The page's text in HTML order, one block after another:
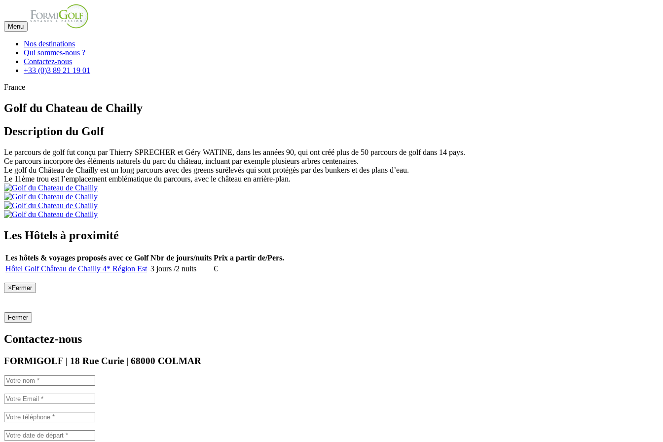
Menu
Nos destinations
Qui sommes-nous ?
Contactez-nous
+33 (0)3 89 21 19 01
France
Golf du Chateau de Chailly
Description du Golf
Le parcours de golf fut conçu par Thierry SPRECHER et Géry WATINE, dans les années 90, qui ont créé plus de 50 parcours de golf dans 14 pays.
Ce parcours incorpore des éléments naturels du parc du château, incluant par exemple plusieurs arbres centenaires.
Le golf du Château de Chailly est un long parcours avec des greens surélevés qui sont protégés par des bunkers et des plans d’eau.
Le 11ème trou est l’emplacement emblématique du parcours, avec le château en arrière-plan.
Les Hôtels à proximité
Les hôtels & voyages proposés avec ce Golf Nbr de jours/nuits Prix a partir de/Pers.
Hôtel Golf Château de Chailly 4* Région Est 3 jours /2 nuits €
×Fermer
Fermer
Contactez-nous
FORMIGOLF | 18 Rue Curie | 68000 COLMAR